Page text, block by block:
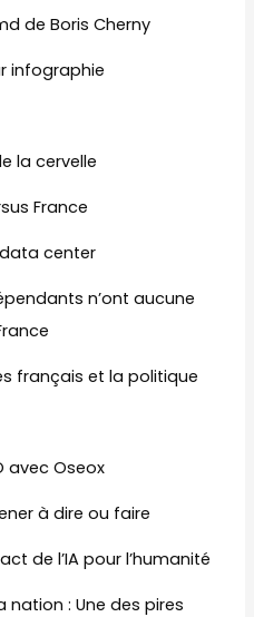
de Boris Cherny
infographie
la cervelle
France
center
n’ont aucune
français et la politique
avec Oseox
à dire ou faire
de l’IA pour l’humanité
: Une des pires